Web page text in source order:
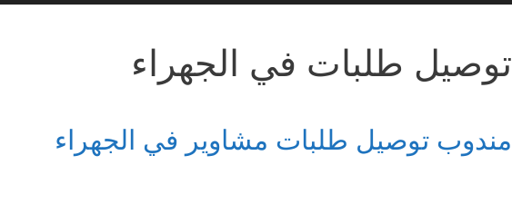
توصيل طلبات في الجهراء
مندوب توصيل طلبات مشاوير في الجهراء